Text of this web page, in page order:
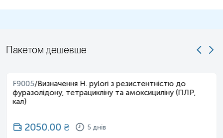
Пакетом дешевше
F9005/Визначення H. pylori з резистентністю до
фуразолідону, тетрацикліну та амоксициліну (ПЛР,
кал)
2050.00₴ 5 днів